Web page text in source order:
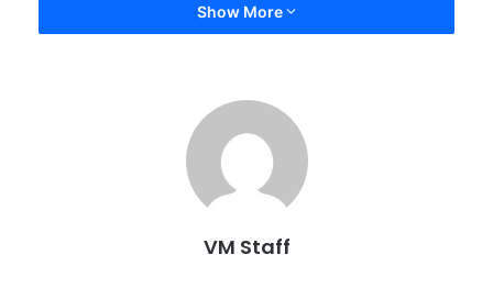
மேலும், வழக்கை மீண்டும் பரிசீலித்து, தக்க ஆதாரங்களைச்
Show More
VM Staff